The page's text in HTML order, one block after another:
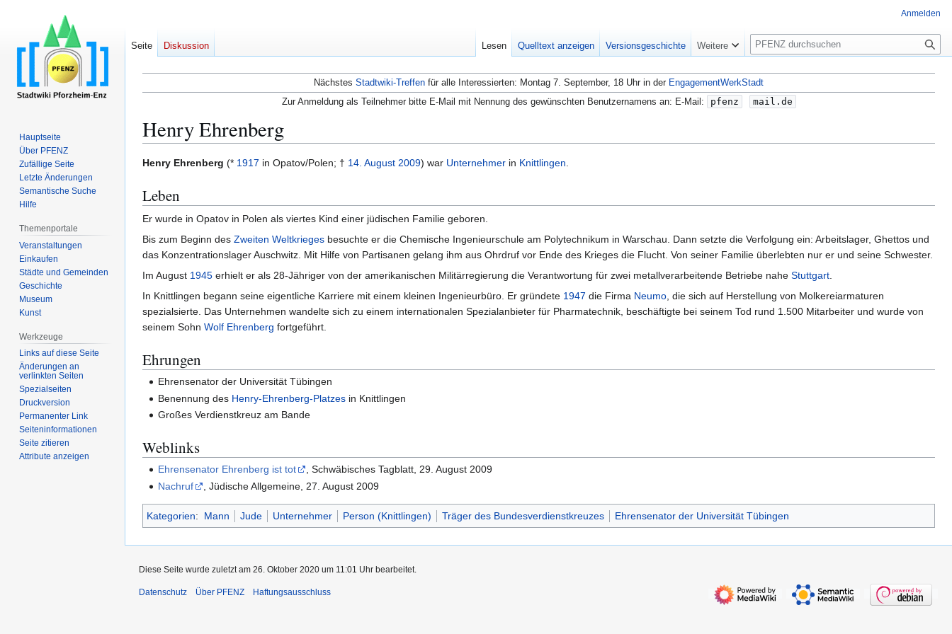
Nächstes Stadtwiki-Treffen für alle Interessierten: Montag 7. September, 18 Uhr in der EngagementWerkStadt
Zur Anmeldung als Teilnehmer bitte E-Mail mit Nennung des gewünschten Benutzernamens an: E-Mail:
pfenz mail.de
Henry Ehrenberg
Zur
springen
Zur
springen
Henry Ehrenberg (* 1917 in Opatov/Polen; † 14. August 2009) war Unternehmer in Knittlingen
Leben
Er wurde in Opatov in Polen als viertes Kind einer jüdischen Familie geboren.
Bis zum Beginn des Zweiten Weltkrieges besuchte er die Chemische Ingenieurschule am Polytechnikum in Warschau. Dann setzte die Verfolgung ein: Arbeitslager, Ghettos und
das Konzentrationslager Auschwitz. Mit Hilfe von Partisanen gelang ihm aus Ohrdruf vor Ende des Krieges die Flucht. Von seiner Familie überlebten nur er und seine Schwester.
Im August 1945 erhielt er als 28-Jähriger von der amerikanischen Militärregierung die Verantwortung für zwei metallverarbeitende Betriebe nahe Stuttgart
In Knittlingen begann seine eigentliche Karriere mit einem kleinen Ingenieurbüro. Er gründete 1947 die Firma Neumo , die sich auf Herstellung von Molkereiarmaturen
spezialsierte. Das Unternehmen wandelte sich zu einem internationalen Spezialanbieter für Pharmatechnik, beschäftigte bei seinem Tod rund 1.500 Mitarbeiter und wurde von
seinem Sohn Wolf Ehrenberg fortgeführt.
Ehrungen
Ehrensenator der Universität Tübingen
Benennung des Henry-Ehrenberg-Platzes in Knittlingen
Großes Verdienstkreuz am Bande
Weblinks
Ehrensenator Ehrenberg ist tot
, Schwäbisches Tagblatt, 29. August 2009
Nachruf
, Jüdische Allgemeine, 27. August 2009
Kategorien: Mann Jude Unternehmer Person (Knittlingen) Träger des Bundesverdienstkreuzes Ehrensenator der Universität Tübingen
Anmelden
Seite Diskussion Lesen Quelltext anzeigen Versionsgeschichte Weitere
S
u
c
h
e
Hauptseite
Über PFENZ
Zufällige Seite
Letzte Änderungen
Semantische Suche
Hilfe
Themenportale
Veranstaltungen
Einkaufen
Städte und Gemeinden
Geschichte
Museum
Kunst
Werkzeuge
Links auf diese Seite
Änderungen an
verlinkten Seiten
Spezialseiten
Druckversion
Permanenter Link
Seiten­­informationen
Seite zitieren
Attribute anzeigen
Diese Seite wurde zuletzt am 26. Oktober 2020 um 11:01 Uhr bearbeitet.
Datenschutz Über PFENZ Haftungsausschluss